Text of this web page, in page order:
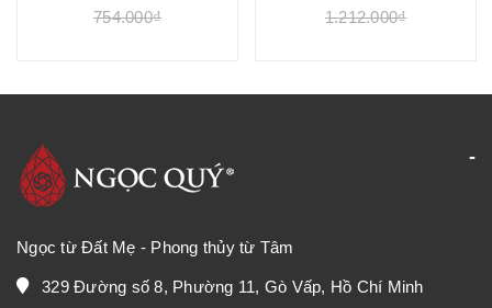
754.000₫
1.212.000₫
Ngọc từ Đất Mẹ - Phong thủy từ Tâm
329 Đường số 8, Phường 11, Gò Vấp, Hồ Chí Minh